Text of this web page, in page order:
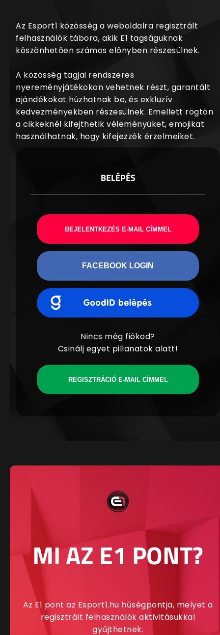
Az Esport1 közösség a weboldalra regisztrált
felhasználók tábora, akik E1 tagságuknak
köszönhetően számos előnyben részesülnek.
A közösség tagjai rendszeres
nyereményjátékokon vehetnek részt, garantált
ajándékokat húzhatnak be, és exkluzív
kedvezményekben részesülnek. Emellett rögtön
a cikkeknél kifejthetik véleményüket, emojikat
használhatnak, hogy kifejezzék érzelmeiket.
BELÉPÉS
BEJELENTKEZÉS E-MAIL CÍMMEL
FACEBOOK LOGIN
Nincs még fiókod?
Csinálj egyet pillanatok alatt!
REGISZTRÁCIÓ E-MAIL CÍMMEL
MI AZ E1 PONT?
Az E1 pont az Esport1.hu hűségpontja, melyet a
regisztrált felhasználók aktivitásukkal
gyűjthetnek.